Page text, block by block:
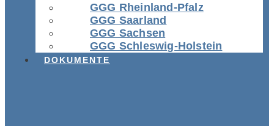
GGG Rheinland-Pfalz
GGG Saarland
GGG Sachsen
GGG Schleswig-Holstein
DOKUMENTE